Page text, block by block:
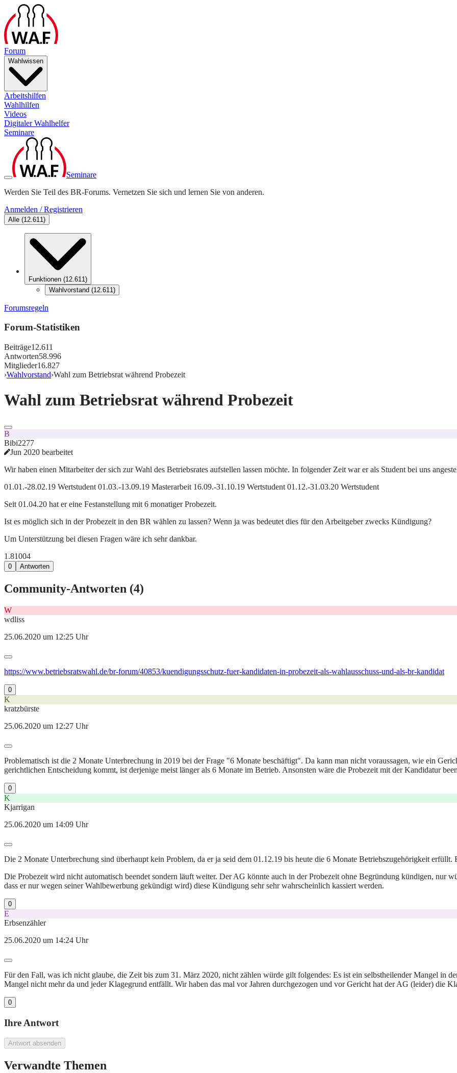
Forum
Wahlwissen
Arbeitshilfen
Wahlhilfen
Videos
Digitaler Wahlhelfer
Seminare
Seminare
Werden Sie Teil des BR-Forums. Vernetzen Sie sich und lernen Sie von anderen.
Anmelden / Registrieren
Alle (12.611)
Funktionen (12.611)
Wahlvorstand (12.611)
Forumsregeln
Forum-Statistiken
Beiträge12.611
Antworten58.996
Mitglieder16.827
›Wahlvorstand›Wahl zum Betriebsrat während Probezeit
Wahl zum Betriebsrat während Probezeit
B
Bibi2277
Jun 2020 bearbeitet
Wir haben einen Mitarbeiter der sich zur Wahl des Betriebsrates aufstellen lassen möchte. In folgender Zeit war er als Student bei uns
01.01.-28.02.19 Wertstudent 01.03.-13.09.19 Masterarbeit 16.09.-31.10.19 Wertstudent 01.12.-31.03.20 Wertstudent
Seit 01.04.20 hat er eine Festanstellung mit 6 monatiger Probezeit.
Ist es möglich sich in der Probezeit in den BR wählen zu lassen? Wenn ja was bedeutet dies für den Arbeitgeber zwecks Kündigung?
Um Unterstützung bei diesen Fragen wäre ich sehr dankbar.
1.81004
0 Antworten
Community-Antworten (4)
W
wdliss
25.06.2020 um 12:25 Uhr
https://www.betriebsratswahl.de/br-forum/40853/kuendigungsschutz-fuer-kandidaten-in-probezeit-als-wahlausschuss-und-als-br-kandidat
0
K
kratzbürste
25.06.2020 um 12:27 Uhr
Problematisch ist die 2 Monate Unterbrechung in 2019 bei der Frage "6 Monate beschäftigt". Da kann man nicht voraussagen, wie ein
gerichtlichen Entscheidung kommt, ist derjenige meist länger als 6 Monate im Betrieb. Ansonsten wäre die Probezeit mit der Kandidatur
0
K
Kjarrigan
25.06.2020 um 14:09 Uhr
Die 2 Monate Unterbrechung sind überhaupt kein Problem, da er ja seid dem 01.12.19 bis heute die 6 Monate Betriebszugehörigkeit erfüllt.
Die Probezeit wird nicht automatisch beendet sondern läuft weiter. Der AG könnte auch in der Probezeit ohne Begründung kündigen, nur
dass er nur wegen seiner Wahlbewerbung gekündigt wird) diese Kündigung sehr sehr wahrscheinlich kassiert werden.
0
E
Erbsenzähler
25.06.2020 um 14:24 Uhr
Für den Fall, was ich nicht glaube, die Zeit bis zum 31. März 2020, nicht zählen würde gilt folgendes: Es ist ein selbstheilender Mangel in
Mangel nicht mehr da und jeder Klagegrund entfällt. Wir haben das mal vor Jahren durchgezogen und vor Gericht hat der AG (leider) die
0
Ihre Antwort
Antwort absenden
Verwandte Themen